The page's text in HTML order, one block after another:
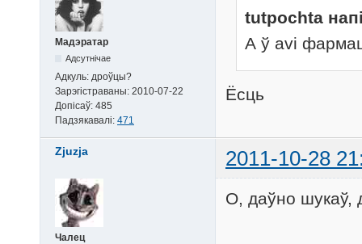
Мадэратар
Адсутнічае
Адкуль: дроўцы?
Зарэгістраваны: 2010-07-22
Допісаў: 485
Падзякавалі: 471
tutpochta
А ў avi
Ёсць
Zjuzja 2011-10-28
Чалец
О, даўно шукаў,